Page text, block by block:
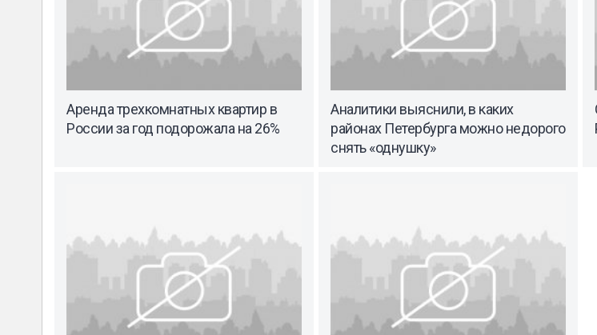
Аренда трехкомнатных квартир в
России за год подорожала на 26%
Аналитики выяснили, в каких
районах Петербурга можно недорого
снять «однушку»